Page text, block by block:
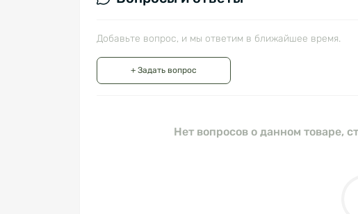
Добавьте вопрос, и мы ответим в ближайшее время.
+ Задать вопрос
Нет вопросов о данном товаре,